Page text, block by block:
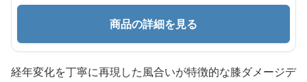
商品の詳細を見る
経年変化を丁寧に再現した風合いが特徴的な膝ダメージデ